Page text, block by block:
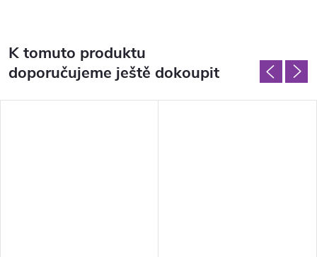
K tomuto produktu
doporučujeme ještě dokoupit